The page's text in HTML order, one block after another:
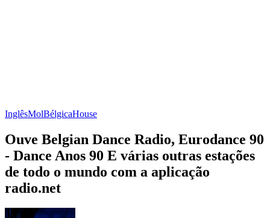
InglêsMolBélgicaHouse
Ouve Belgian Dance Radio, Eurodance 90
- Dance Anos 90 E várias outras estações
de todo o mundo com a aplicação
radio.net